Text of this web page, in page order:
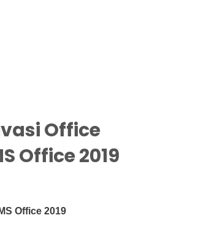
Office
Office 2019
Office 2019